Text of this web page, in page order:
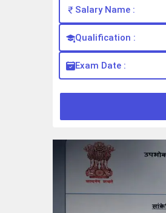
Salary Name :
Qualification :
Exam Date :